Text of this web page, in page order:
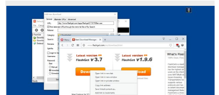
auf
Webseiten